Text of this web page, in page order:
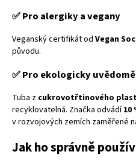
✅ Pro alergiky a vegany
Veganský certifikát od Vegan
původu.
✅ Pro ekologicky
Tuba z cukrovotřtinového
recyklovatelná. Značka odvádí10
v rozvojových zemích zaměřené
Jak ho správně